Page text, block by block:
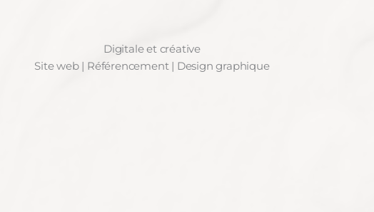
Digitale et créative
Site web | Référencement | Design graphique